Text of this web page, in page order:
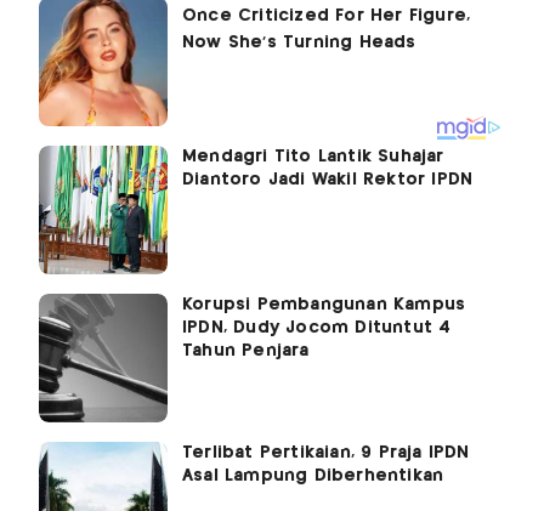
Mendagri Tito Lantik Suhajar
Diantoro Jadi Wakil Rektor IPDN
Korupsi Pembangunan Kampus
IPDN, Dudy Jocom Dituntut 4
Tahun Penjara
Terlibat Pertikaian, 9 Praja IPDN
Asal Lampung Diberhentikan